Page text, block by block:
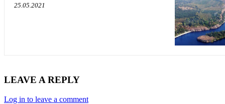
25.05.2021
LEAVE A REPLY
Log in to leave a comment